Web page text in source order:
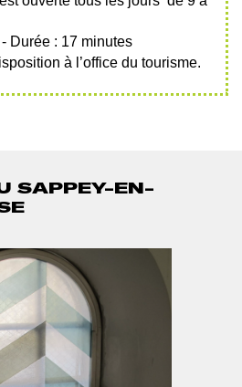
Durée : 17 minutes
à l’office du tourisme.
SAPPEY-EN-